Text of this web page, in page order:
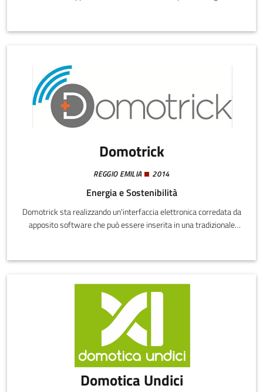
progettazione hardware e software e realizzazione dei prototipi
Domotrick
REGGIO EMILIA 2014
Energia e Sostenibilità
Domotrick sta realizzando un'interfaccia elettronica corredata da
apposito software che può essere inserita in una tradizionale
comandare detto ultilizzatore con diverse logiche: orari
Domotica Undici